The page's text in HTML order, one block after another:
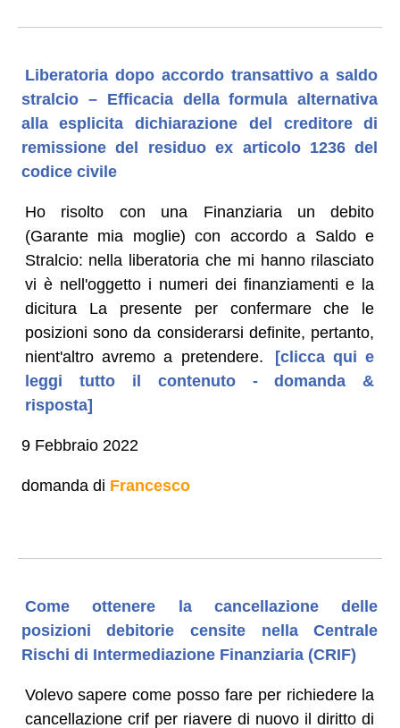
Liberatoria dopo accordo transattivo a saldo
stralcio – Efficacia della formula alternativa
alla esplicita dichiarazione del creditore di
remissione del residuo ex articolo 1236 del
codice civile
Ho risolto con una Finanziaria un debito
(Garante mia moglie) con accordo a Saldo e
Stralcio: nella liberatoria che mi hanno rilasciato
vi è nell'oggetto i numeri dei finanziamenti e la
dicitura La presente per confermare che le
posizioni sono da considerarsi definite, pertanto,
nient'altro avremo a pretendere.
[clicca qui e
leggi tutto il contenuto - domanda &
risposta]
9 Febbraio 2022
domanda di Francesco
Come ottenere la cancellazione delle
posizioni debitorie censite nella Centrale
Rischi di Intermediazione Finanziaria (CRIF)
Volevo sapere come posso fare per richiedere la
cancellazione crif per riavere di nuovo il diritto di